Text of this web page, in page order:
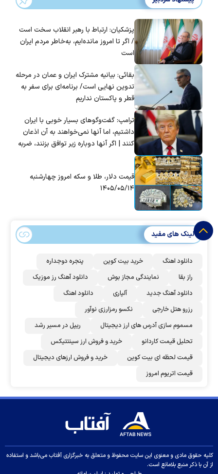
پزشکیان: ارتباط با رهبر انقلاب سخت است
/ اگر تا امروز مانده‌ایم، به‌خاطر مردم ایران
است
بقائی: بیانیه مشترک ایران و عمان در مرحله
تدوین نهایی است/ برنامه‌ای برای سفر به
قطر و پاکستان نداریم
ترامپ: گفت‌و‌گو‌های بسیار خوبی با ایران
داشتیم، اما آنها نمی‌خواهند به آن اذعان
کنند | اگر آنها دوباره زیر توافق بزنند، ضربه
قیمت دلار، طلا و سکه امروز چهارشنبه
۱۴۰۵/۰۵/۱۴
لینک های مفید
دانلود اهنگ خرید بیت کوین
پنجره دوجداره
راز بقا
نمایندگی مجاز بوش
دانلود آهنگ رز‌ موزیک
دانلود آهنگ جدید
آلپاری
دانلود اهنگ
رزرو هتل خارجی
نکسو رمزارزی نوآور
مسموم سازی آدرس های ارز دیجیتال
ریپل در مسیر رشد
تحلیل قیمت کاردانو
خرید و فروش ارز سینتتیکس
قیمت لحظه ای بیت کوین
خرید و فروش ارزهای دیجیتال
قیمت اتریوم امروز
کلیه حقوق مادی و معنوی این سایت محفوظ و متعلق به خبرگزاری آفتاب می‌باشد و استفاده
از آن با ذکر منبع بلامانع است.